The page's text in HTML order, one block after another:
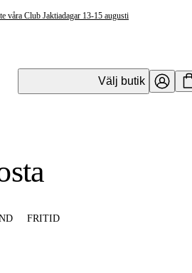
våra Club Jaktiadagar 13-15 augusti
Välj butik
FRITID